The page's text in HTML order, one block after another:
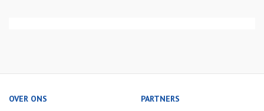
OVER ONS PARTNERS